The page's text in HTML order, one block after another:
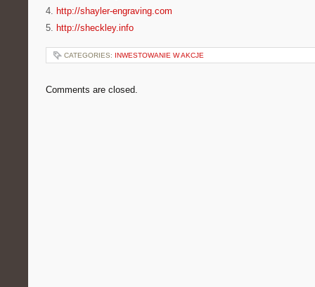
4. http://shayler-engraving.com
5. http://sheckley.info
CATEGORIES: INWESTOWANIE W AKCJE
Comments are closed.